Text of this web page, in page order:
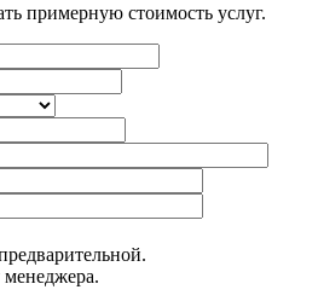
примерную стоимость услуг.